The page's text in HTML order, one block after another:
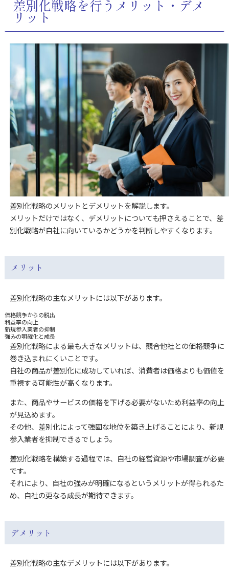
差別化戦略を行うメリット・デメ
リット
差別化戦略のメリットとデメリットを解説します。
メリットだけではなく、デメリットについても押さえることで、差
別化戦略が自社に向いているかどうかを判断しやすくなります。
メリット
差別化戦略の主なメリットには以下があります。
価格競争からの脱出
利益率の向上
新規参入業者の抑制
強みの明確化と成長
差別化戦略による最も大きなメリットは、競合他社との価格競争に
巻き込まれにくいことです。
自社の商品が差別化に成功していれば、消費者は価格よりも価値を
重視する可能性が高くなります。
また、商品やサービスの価格を下げる必要がないため利益率の向上
が見込めます。
その他、差別化によって強固な地位を築き上げることにより、新規
参入業者を抑制できるでしょう。
差別化戦略を構築する過程では、自社の経営資源や市場調査が必要
です。
それにより、自社の強みが明確になるというメリットが得られるた
め、自社の更なる成長が期待できます。
デメリット
差別化戦略の主なデメリットには以下があります。